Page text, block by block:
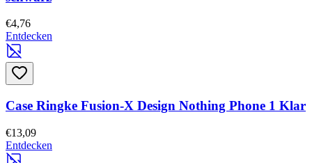
€4,76
Entdecken
Case Ringke Fusion-X Design Nothing Phone 1 Klar
€13,09
Entdecken